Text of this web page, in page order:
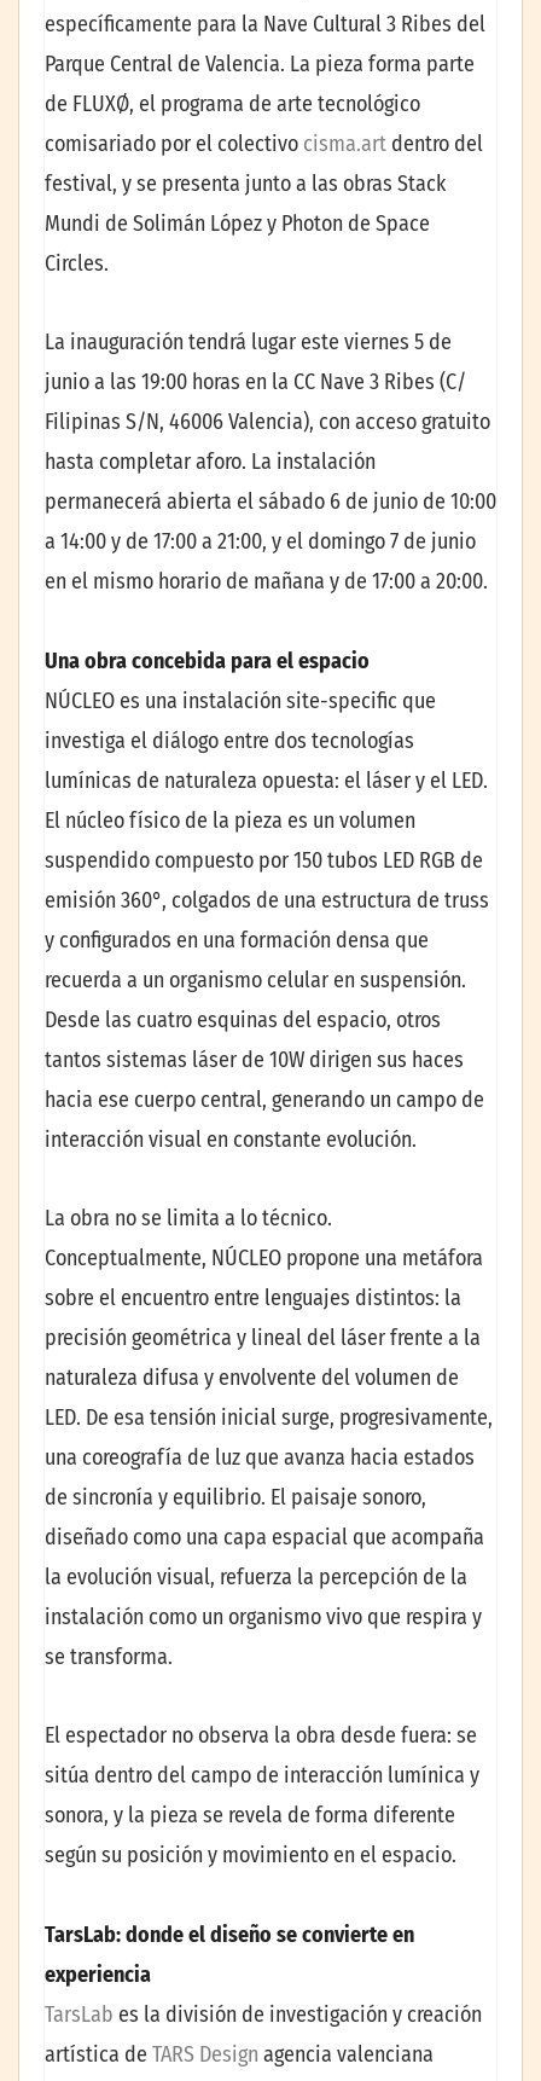
específicamente para la Nave Cultural 3 Ribes del
Parque Central de Valencia. La pieza forma parte
de FLUXØ, el programa de arte tecnológico
comisariado por el colectivo cisma.art dentro del
festival, y se presenta junto a las obras Stack
Mundi de Solimán López y Photon de Space
Circles.
La inauguración tendrá lugar este viernes 5 de
junio a las 19:00 horas en la CC Nave 3 Ribes (C/
Filipinas S/N, 46006 Valencia), con acceso gratuito
hasta completar aforo. La instalación
permanecerá abierta el sábado 6 de junio de 10:00
a 14:00 y de 17:00 a 21:00, y el domingo 7 de junio
en el mismo horario de mañana y de 17:00 a 20:00.
Una obra concebida para el espacio
NÚCLEO es una instalación site-specific que
investiga el diálogo entre dos tecnologías
lumínicas de naturaleza opuesta: el láser y el LED.
El núcleo físico de la pieza es un volumen
suspendido compuesto por 150 tubos LED RGB de
emisión 360°, colgados de una estructura de truss
y configurados en una formación densa que
recuerda a un organismo celular en suspensión.
Desde las cuatro esquinas del espacio, otros
tantos sistemas láser de 10W dirigen sus haces
hacia ese cuerpo central, generando un campo de
interacción visual en constante evolución.
La obra no se limita a lo técnico.
Conceptualmente, NÚCLEO propone una metáfora
sobre el encuentro entre lenguajes distintos: la
precisión geométrica y lineal del láser frente a la
naturaleza difusa y envolvente del volumen de
LED. De esa tensión inicial surge, progresivamente,
una coreografía de luz que avanza hacia estados
de sincronía y equilibrio. El paisaje sonoro,
diseñado como una capa espacial que acompaña
la evolución visual, refuerza la percepción de la
instalación como un organismo vivo que respira y
se transforma.
El espectador no observa la obra desde fuera: se
sitúa dentro del campo de interacción lumínica y
sonora, y la pieza se revela de forma diferente
según su posición y movimiento en el espacio.
TarsLab: donde el diseño se convierte en
experiencia
TarsLab es la división de investigación y creación
artística de TARS Design agencia valenciana